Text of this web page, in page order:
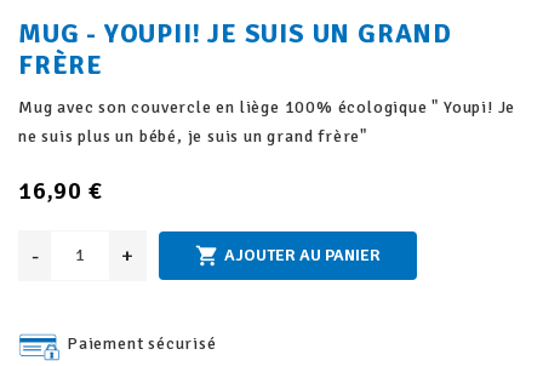
MUG - YOUPII! JE SUIS UN GRAND
FRÈRE
Mug avec son couvercle en liège 100% écologique " Youpi! Je
ne suis plus un bébé, je suis un grand frère"
16,90 €
- +  AJOUTER AU PANIER
Paiement sécurisé